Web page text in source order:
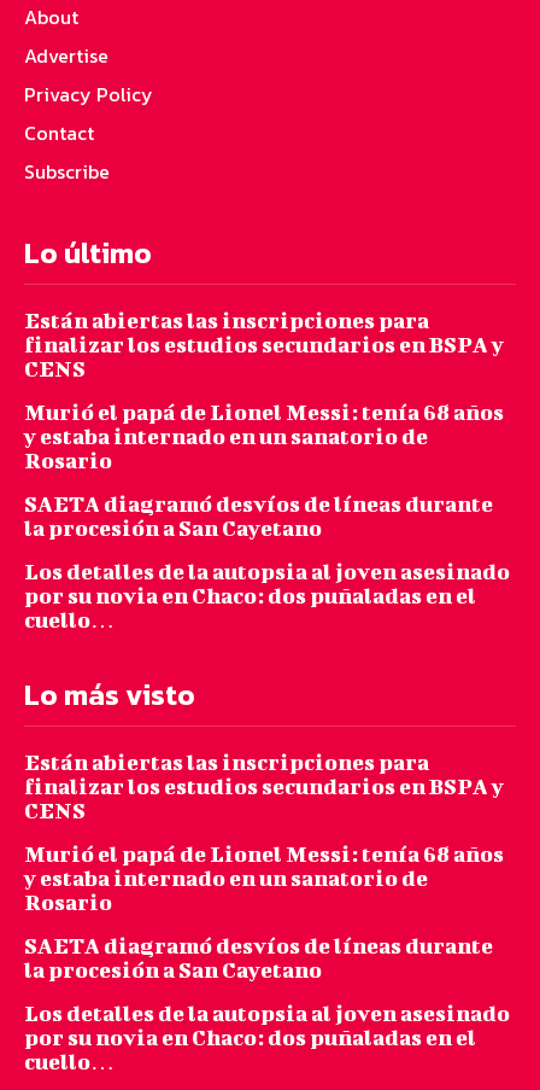
About
Advertise
Privacy Policy
Contact
Subscribe
Lo último
Están abiertas las inscripciones para
finalizar los estudios secundarios en BSPA y
CENS
Murió el papá de Lionel Messi: tenía 68 años
y estaba internado en un sanatorio de
Rosario
SAETA diagramó desvíos de líneas durante
la procesión a San Cayetano
Los detalles de la autopsia al joven asesinado
por su novia en Chaco: dos puñaladas en el
cuello…
Lo más visto
Están abiertas las inscripciones para
finalizar los estudios secundarios en BSPA y
CENS
Murió el papá de Lionel Messi: tenía 68 años
y estaba internado en un sanatorio de
Rosario
SAETA diagramó desvíos de líneas durante
la procesión a San Cayetano
Los detalles de la autopsia al joven asesinado
por su novia en Chaco: dos puñaladas en el
cuello…